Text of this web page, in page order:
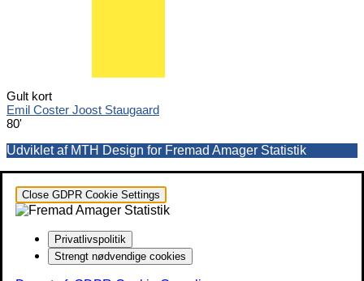
Gult kort
Emil Coster Joost Staugaard
80'
Udviklet af MTH Design for Fremad Amager Statistik
Close GDPR Cookie Settings
Privatlivspolitik
Strengt nødvendige cookies